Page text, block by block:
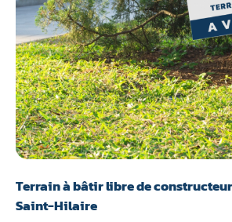
Terrain à bâtir libre de
Saint-Hilaire